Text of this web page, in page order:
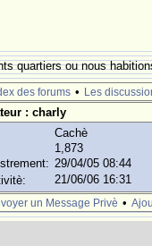
quartiers ou nous
des forums • Les
: charly
Cachè
1,873
29/04/05 08:44
21/06/06 16:31
un Message Privè •